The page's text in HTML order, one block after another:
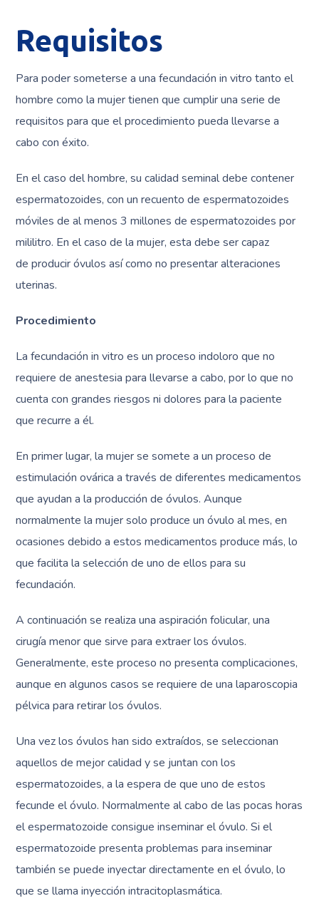
Requisitos
Para poder someterse a una fecundación in vitro tanto el
hombre como la mujer tienen que cumplir una serie de
requisitos para que el procedimiento pueda llevarse a
cabo con éxito.
En el caso del hombre, su calidad seminal debe contener
espermatozoides, con un recuento de espermatozoides
móviles de al menos 3 millones de espermatozoides por
mililitro. En el caso de la mujer, esta debe ser capaz
de producir óvulos así como no presentar alteraciones
uterinas.
Procedimiento
La fecundación in vitro es un proceso indoloro que no
requiere de anestesia para llevarse a cabo, por lo que no
cuenta con grandes riesgos ni dolores para la paciente
que recurre a él.
En primer lugar, la mujer se somete a un proceso de
estimulación ovárica a través de diferentes medicamentos
que ayudan a la producción de óvulos. Aunque
normalmente la mujer solo produce un óvulo al mes, en
ocasiones debido a estos medicamentos produce más, lo
que facilita la selección de uno de ellos para su
fecundación.
A continuación se realiza una aspiración folicular, una
cirugía menor que sirve para extraer los óvulos.
Generalmente, este proceso no presenta complicaciones,
aunque en algunos casos se requiere de una laparoscopia
pélvica para retirar los óvulos.
Una vez los óvulos han sido extraídos, se seleccionan
aquellos de mejor calidad y se juntan con los
espermatozoides, a la espera de que uno de estos
fecunde el óvulo. Normalmente al cabo de las pocas horas
el espermatozoide consigue inseminar el óvulo. Si el
espermatozoide presenta problemas para inseminar
también se puede inyectar directamente en el óvulo, lo
que se llama inyección intracitoplasmática.